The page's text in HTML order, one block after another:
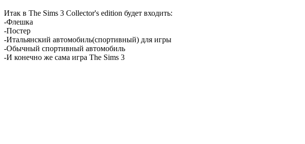
Итак в The Sims 3 Collector's edition будет входить:
-Флешка
-Постер
-Итальянский автомобиль(спортивный) для игры
-Обычный спортивный автомобиль
-И конечно же сама игра The Sims 3